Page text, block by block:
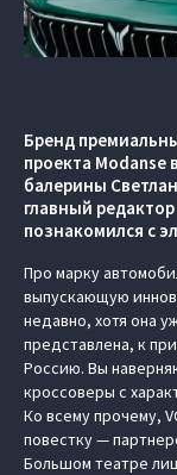
Бренд
проекта Modanse
балерины
главный
познакомился с
Про марку
выпускающую
недавно, хотя она
представлена, к
Россию. Вы
кроссоверы с
Ко всему прочему,
повестку —
Большом театре